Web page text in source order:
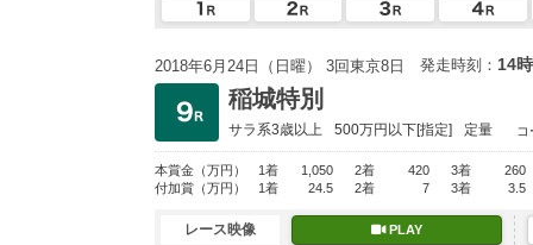
2018年6月24日（日曜） 3回東京8日 発走時刻： 14
稲城特別
サラ系3歳以上 500万円以下[指定] 定量
本賞金 （万円） 1着 1,050 2着 420 3着
260
付加賞 （万円） 1着 24.5 2着 7 3着 3.5
レース映像 PLAY